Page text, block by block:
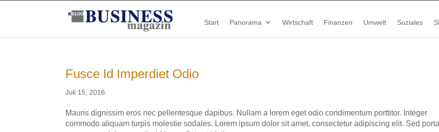
Start Panorama Wirtschaft Finanzen Umwelt Soziales
Fusce Id Imperdiet Odio
Juli 15, 2016
Mauris dignissim eros nec pellentesque dapibus. Nullam a lorem eget odio condimentum porttitor. Integer
commodo aliquam turpis molestie sodales. Lorem ipsum dolor sit amet, consectetur adipiscing elit. Sed porta